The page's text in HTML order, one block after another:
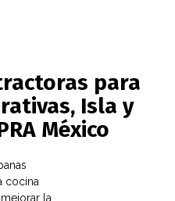
para
Isla y
México
cocina
la